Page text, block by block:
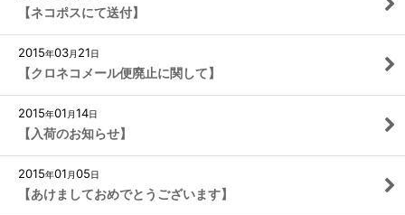
【ネコポスにて送付】
2015年03月 21日
【クロネコメール便廃止に関して】
2015年01 月14日
【入荷のお知らせ】
2015年01 月05日
【あけましておめでとうございます】